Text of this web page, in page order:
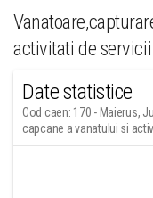
activitati de
Date statistice
Cod caen: 170 - Maierus,
capcane a vanatului si